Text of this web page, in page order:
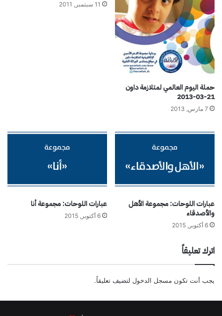
حملة اليوم العالمي لمتلازمة داون
21-03-2013
7 مارس, 2013
11 سبتمبر, 2011
عبارات اللوحات: مجموعة الأهل
والأصدقاء
6 أكتوبر, 2015
عبارات اللوحات: مجموعة أنا
6 أكتوبر, 2015
اترك تعليقاً
يجب أنت تكون مسجل الدخول لتضيف تعليقاً.